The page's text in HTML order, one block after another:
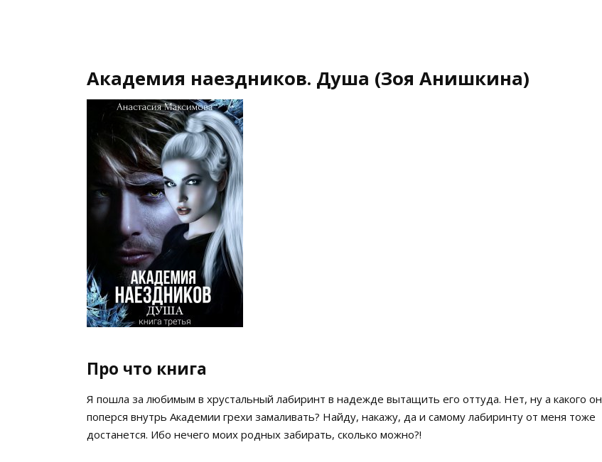
Академия наездников. Душа (Зоя Анишкина)
Про что книга
Я пошла за любимым в хрустальный лабиринт в надежде вытащить его оттуда. Нет, ну а какого он
поперся внутрь Академии грехи замаливать? Найду, накажу, да и самому лабиринту от меня тоже
достанется. Ибо нечего моих родных забирать, сколько можно?!